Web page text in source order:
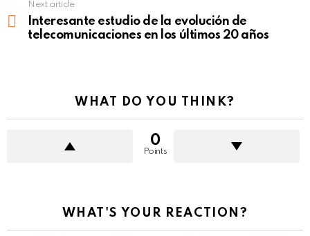
Next article
Interesante estudio de la evolución de
telecomunicaciones en los últimos 20 años
WHAT DO YOU THINK?
0
Points
WHAT'S YOUR REACTION?